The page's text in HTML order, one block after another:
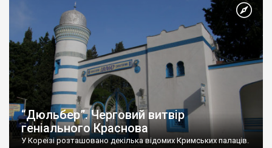
“Дюльбер”. Черговий витвір
геніального Краснова
У Кореїзі розташовано декілька відомих Кримських палаців.